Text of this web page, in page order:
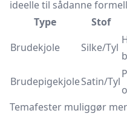
ideelle til sådanne
Type
Stof
Brudekjole
Silke/Tyl
BrudepigekjoleSatin/Tyl
Temafester muliggør